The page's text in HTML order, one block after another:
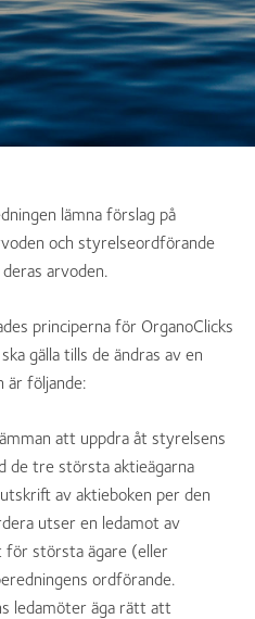
lämna förslag på
och styrelseordförande
arvoden.
principerna för OrganoClicks
gälla tills de ändras av en
är följande:
att uppdra åt styrelsens
de tre största aktieägarna
av aktieboken per den
utser en ledamot av
för största ägare (eller
ordförande.
ledamöter äga rätt att